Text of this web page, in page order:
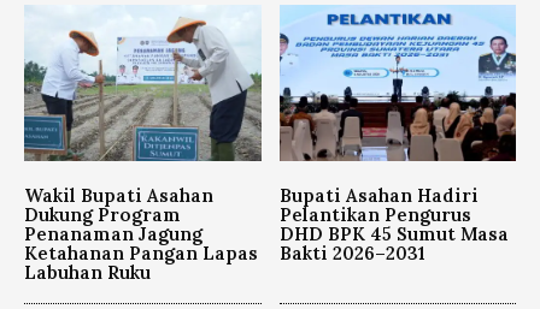
Wakil Bupati Asahan
Dukung Program
Penanaman Jagung
Ketahanan Pangan Lapas
Labuhan Ruku
Bupati Asahan Hadiri
Pelantikan Pengurus
DHD BPK 45 Sumut Masa
Bakti 2026–2031